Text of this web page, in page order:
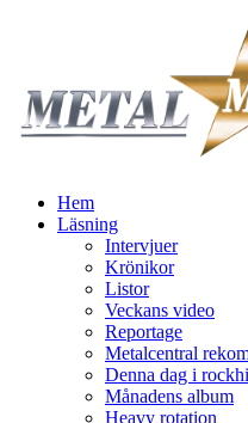
Hem
Läsning
Intervjuer
Krönikor
Listor
Veckans video
Reportage
Metalcentral
Denna dag i
Månadens album
Heavy rotation